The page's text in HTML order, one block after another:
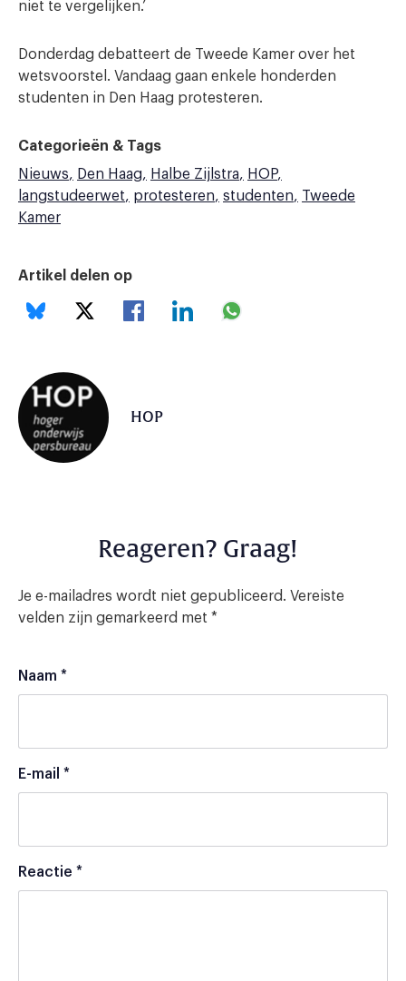
niet te vergelijken.’
Donderdag debatteert de Tweede Kamer over het
wetsvoorstel. Vandaag gaan enkele honderden
studenten in Den Haag protesteren.
Categorieën & Tags
Nieuws
Den Haag Halbe Zijlstra
HOP
langstudeerwet
protesteren studenten
Tweede
Kamer
Artikel delen op
HOP
Reageren? Graag!
Je e-mailadres wordt niet gepubliceerd. Vereiste
velden zijn gemarkeerd met *
Naam *
E-mail *
Reactie *